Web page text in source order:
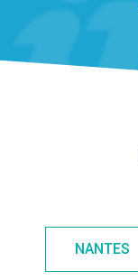
NANTES